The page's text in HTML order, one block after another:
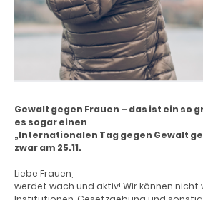
Gewalt gegen Frauen – das ist ein so
es sogar einen
„Internationalen Tag gegen Gewalt
zwar am 25.11.
Liebe Frauen,
werdet wach und aktiv! Wir können nicht